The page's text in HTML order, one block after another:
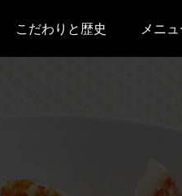
こだわりと歴史 メニ